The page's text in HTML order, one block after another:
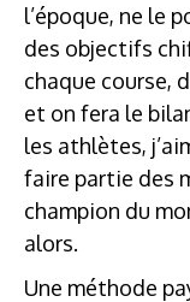
l’époque, ne le
des objectifs
chaque course,
et on fera le
les athlètes,
faire partie des
champion du
alors.
Une méthode